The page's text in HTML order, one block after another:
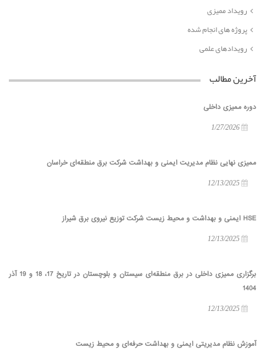
رویداد ممیزی
پروژه های انجام شده
رویدادهای علمی
آخرین مطالب
دوره ممیزی داخلی
ممیزی نهایی نظام مدیریت ایمنی و بهداشت شرکت برق منطقه‌ای خراسان
HSE ایمنی و بهداشت و محیط زیست شرکت توزیع نیروی برق شیراز
برگزاری ممیزی داخلی در برق منطقه‌ای سیستان و بلوچستان در تاریخ 17، 18 و 19 آذر
1404
آموزش نظام مدیریتی ایمنی و بهداشت حرفه‌ای و محیط زیست